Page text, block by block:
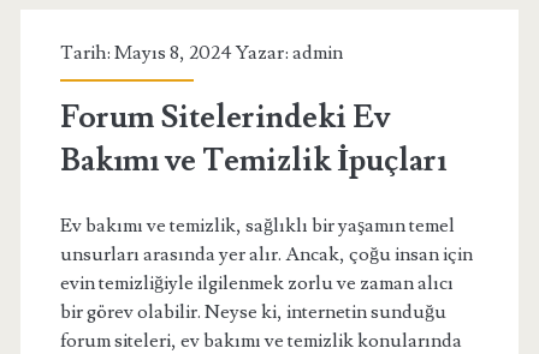
Tarih: Mayıs 8, 2024 Yazar: admin
Forum Sitelerindeki Ev
Bakımı ve Temizlik İpuçları
Ev bakımı ve temizlik, sağlıklı bir yaşamın temel
unsurları arasında yer alır. Ancak, çoğu insan için
evin temizliğiyle ilgilenmek zorlu ve zaman alıcı
bir görev olabilir. Neyse ki, internetin sunduğu
forum siteleri, ev bakımı ve temizlik konularında